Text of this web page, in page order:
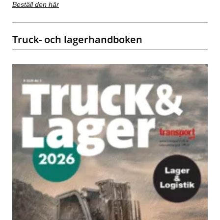
Beställ den här
Truck- och lagerhandboken